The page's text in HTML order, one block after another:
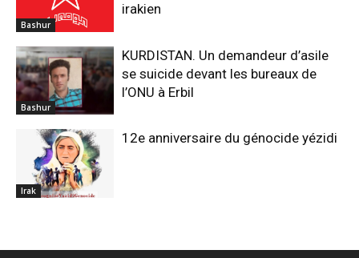
Bashur
irakien
Bashur
KURDISTAN. Un demandeur d’asile
se suicide devant les bureaux de
l’ONU à Erbil
Irak
12e anniversaire du génocide yézidi